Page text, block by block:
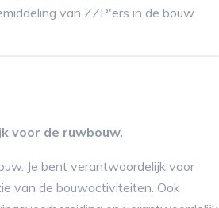
van ZZP'ers in de bouw
voor de ruwbouw.
Je bent verantwoordelijk voor
van de bouwactiviteiten. Ook